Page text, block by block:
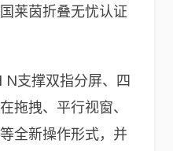
莱茵折叠无忧认证
支撑双指分屏、四
拖拽、平行视窗、
全新操作形式，并